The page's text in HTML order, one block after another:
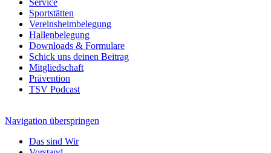
Sportstätten
Vereinsheimbelegung
Hallenbelegung
Downloads & Formulare
Schick uns deinen Beitrag
Mitgliedschaft
Prävention
TSV Podcast
Navigation überspringen
Das sind Wir